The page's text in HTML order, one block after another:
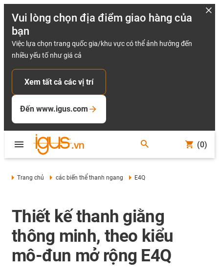
Vui lòng chọn địa điểm giao hàng của
bạn
Việc lựa chọn trang quốc gia/khu vực có thể ảnh hưởng đến
nhiều yếu tố như giá cả
Xem tất cả các vị trí
Đến www.igus.com
(0)
Trang chủ các biến thể thanh ngang E4Q
Thiết kế thanh giằng
thông minh, theo kiểu
mô-đun mở rộng E4Q